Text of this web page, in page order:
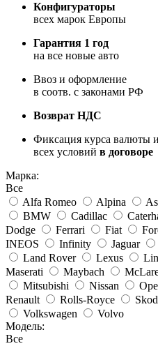
Конфигураторы
всех марок Европы
Гарантия 1 год
на все новые авто
Ввоз и оформление
в соотв. с законами РФ
Возврат НДС
Фиксация курса валюты и
всех условий в договоре
Марка:
Все
Alfa Romeo
Alpina
BMW
Cadillac
Dodge
Ferrari Fiat
INEOS
Infinity Jaguar
Land Rover
Lexus
Maserati
Maybach
Mitsubishi
Nissan
Renault
Rolls-Royce
Volkswagen
Volvo
Модель:
Все